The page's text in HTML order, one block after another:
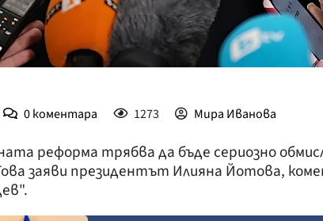
0коментара 1273 Мира Иванова
реформа трябва да бъде сериозно
заяви президентът Илияна Йотова,